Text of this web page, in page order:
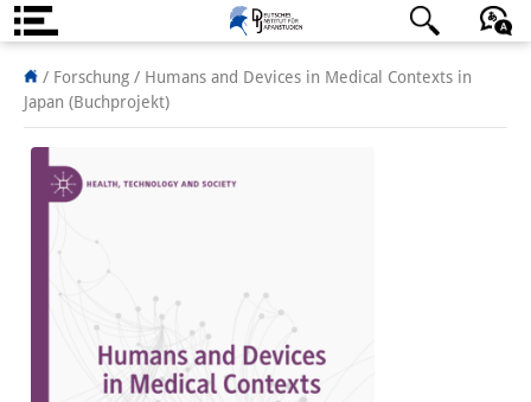
Über uns
Institut
Team
Forschungsteam
Publikationen &
Wissenschaftskommunikation
日本語 English Deutsch
/ Forschung / Humans and Devices in Medical Contexts in
Japan (Buchprojekt)